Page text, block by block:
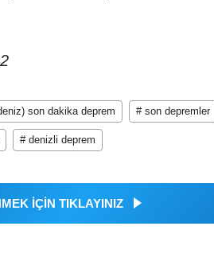
son dakika deprem # son depremler
# denizli deprem
İÇİN TIKLAYINIZ